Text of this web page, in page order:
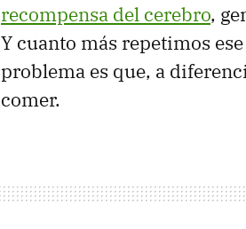
recompensa del cerebro,
Y cuanto más repetimos
problema es que, a
comer.